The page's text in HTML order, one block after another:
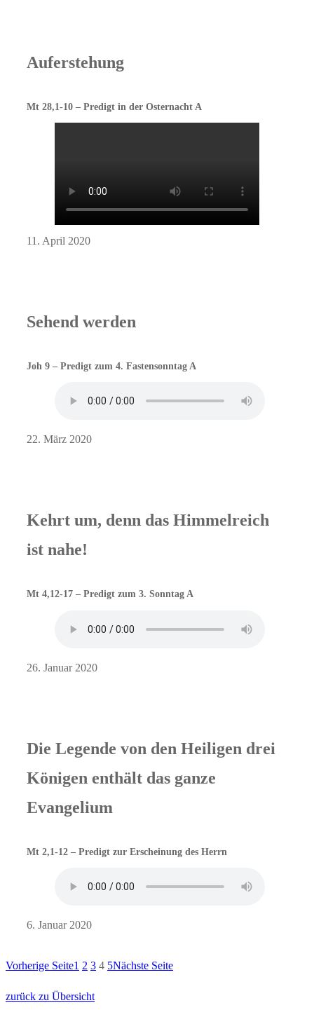
Auferstehung
Mt 28,1-10 – Predigt in der Osternacht A
11. April 2020
Sehend werden
Joh 9 – Predigt zum 4. Fastensonntag A
22. März 2020
Kehrt um, denn das Himmelreich
ist nahe!
Mt 4,12-17 – Predigt zum 3. Sonntag A
26. Januar 2020
Die Legende von den Heiligen drei
Königen enthält das ganze
Evangelium
Mt 2,1-12 – Predigt zur Erscheinung des Herrn
6. Januar 2020
Vorherige Seite1 2 3 4 5Nächste Seite
zurück zu Übersicht